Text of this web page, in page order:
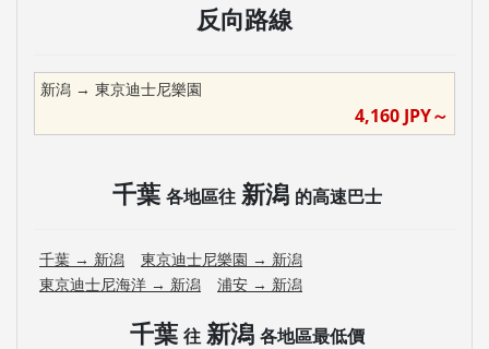
反向路線
新潟 → 東京迪士尼樂園
4,160 JPY～
千葉 各地區往 新潟 的高速巴士
千葉 → 新潟 東京迪士尼樂園 → 新潟
東京迪士尼海洋 → 新潟 浦安 → 新潟
千葉 往 新潟 各地區最低價